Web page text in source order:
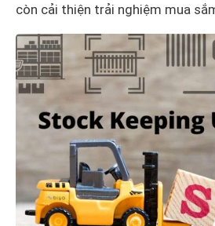
còn cải thiện trải nghiệm mua